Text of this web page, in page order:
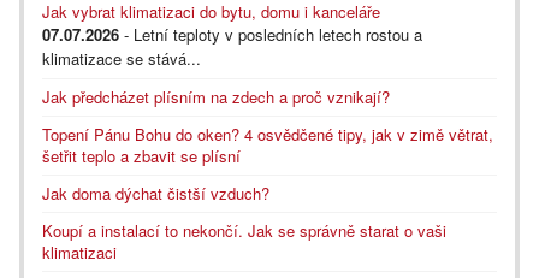
Jak vybrat klimatizaci do bytu, domu i kanceláře
07.07.2026 - Letní teploty v posledních letech rostou a
klimatizace se stává...
Jak předcházet plísním na zdech a proč vznikají?
Topení Pánu Bohu do oken? 4 osvědčené tipy, jak v zimě větrat,
šetřit teplo a zbavit se plísní
Jak doma dýchat čistší vzduch?
Koupí a instalací to nekončí. Jak se správně starat o vaši
klimatizaci